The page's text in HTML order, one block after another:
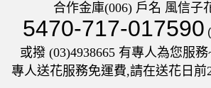
合作金庫(006) 戶名 風信子
5470-717-017590
或撥 (03)4938665 有專人為您服
專人送花服務免運費,請在送花日前